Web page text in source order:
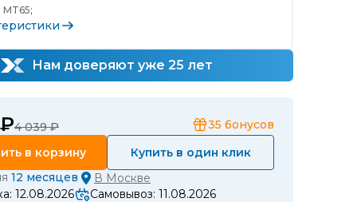
MT65;
Нам доверяют уже 25 лет
4 039 ₽ 35 бонусов
в корзину
Купить в один клик
12 месяцев В Москве
12.08.2026
Самовывоз: 11.08.2026